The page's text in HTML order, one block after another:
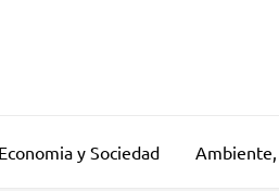
Economia y Sociedad Ambiente,